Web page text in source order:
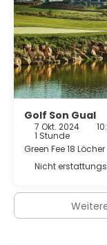
Golf Son Gual
7 Okt. 2024
1 Stunde
Green Fee 18 Löcher
Nicht